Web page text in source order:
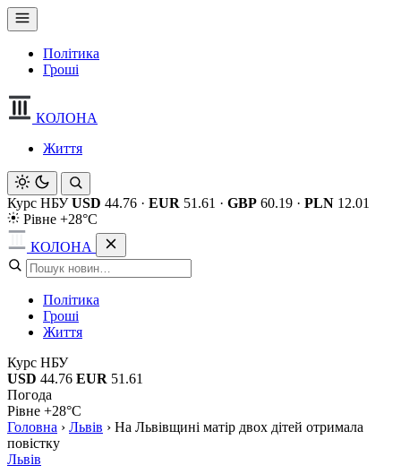
Політика
Гроші
КОЛОНА
Життя
Курс НБУ USD 44.76 · EUR 51.61 · GBP 60.19 · PLN 12.01
Рівне +28°C
КОЛОНА
Політика
Гроші
Життя
Курс НБУ
USD 44.76 EUR 51.61
Погода
Рівне +28°C
Головна › Львів › На Львівщині матір двох дітей отримала
повістку
Львів